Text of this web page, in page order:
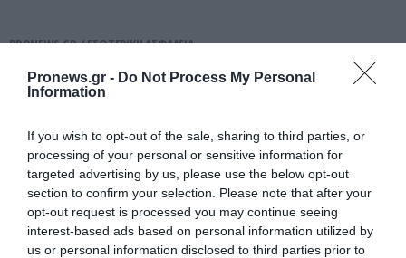
Pronews.gr - Do Not Process My Personal
Information
If you wish to opt-out of the sale, sharing to third parties, or
processing of your personal or sensitive information for
targeted advertising by us, please use the below opt-out
section to confirm your selection. Please note that after your
opt-out request is processed you may continue seeing
interest-based ads based on personal information utilized by
us or personal information disclosed to third parties prior to
PRONEWS.GR /ΕΣΩΤΕΡΙΚΗ ΑΣΦΑΛΕΙΑ
Παλαιό Φάληρο: Συνελήφθη 40χρονο
μέλος της οργάνωσης του «Έντικ» –
Συμμετείχε σε εκβιασμούς &
ξυλοδαρμούς
08.08.2026 | 13:46